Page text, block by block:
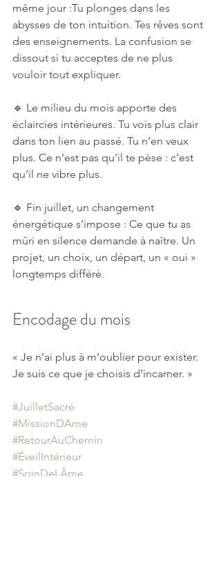
même jour :Tu plonges dans les
abysses de ton intuition. Tes rêves sont
des enseignements. La confusion se
dissout si tu acceptes de ne plus
vouloir tout expliquer.
🔹 Le milieu du mois apporte des
éclaircies intérieures. Tu vois plus clair
dans ton lien au passé. Tu n’en veux
plus. Ce n’est pas qu’il te pèse : c’est
qu’il ne vibre plus.
🔹 Fin juillet, un changement
énergétique s’impose : Ce que tu as
mûri en silence demande à naître. Un
projet, un choix, un départ, un « oui »
longtemps différé.
Encodage du mois
« Je n’ai plus à m’oublier pour exister.
Je suis ce que je choisis d’incarner. »
#JuilletSacré
#MissionDAme
#RetourAuChemin
#ÉveilIntérieur
#SoinDeLÂme